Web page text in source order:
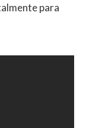
para